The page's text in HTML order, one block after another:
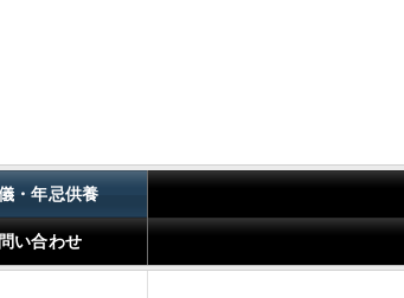
・年忌供養
問い合わせ